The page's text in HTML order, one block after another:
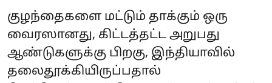
குழந்தைகளை மட்டும் தாக்கும் ஒரு
வைரஸானது, கிட்டத்தட்ட அறுபது
ஆண்டுகளுக்கு பிறகு, இந்தியாவில்
தலைதூக்கியிருப்பதால்